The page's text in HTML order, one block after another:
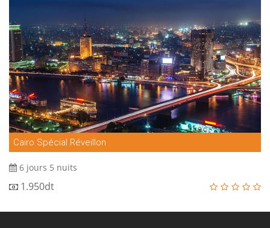
Cairo Spécial Réveillon
6 jours 5 nuits
1.950dt